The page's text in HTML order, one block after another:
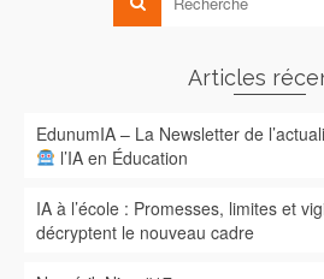
Articles
EdunumIA – La Newsletter de
l’IA en Éducation
IA à l’école : Promesses, limites et
décryptent le nouveau cadre